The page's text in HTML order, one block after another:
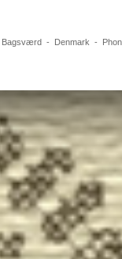
Bagsværd- Denmark -